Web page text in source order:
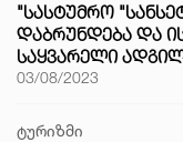
"ᲡᲐᲡᲢᲣᲛᲠᲝ
ᲓᲐᲑᲠᲣᲜᲓᲔᲑᲐ ᲓᲐ
ᲡᲐᲧᲕᲐᲠᲔᲚᲘ
03/08/2023
ტურიზმი